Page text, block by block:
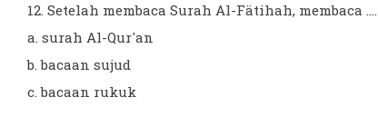
12. Setelah membaca Surah Al-Fätihah, membaca ....
a. surah Al-Qur'an
b. bacaan sujud
c. bacaan rukuk